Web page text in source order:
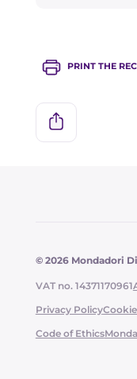
PRINT THE
© 2026 Mondadori
VAT no. 14371170961
Privacy Policy
Code of Ethics